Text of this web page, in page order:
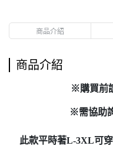
商品介紹
商品介紹
※購買前
※需協助
此款平時著L-3XL可